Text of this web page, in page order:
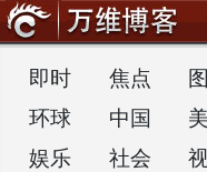
即时 焦点
环球
中国
娱乐
社会